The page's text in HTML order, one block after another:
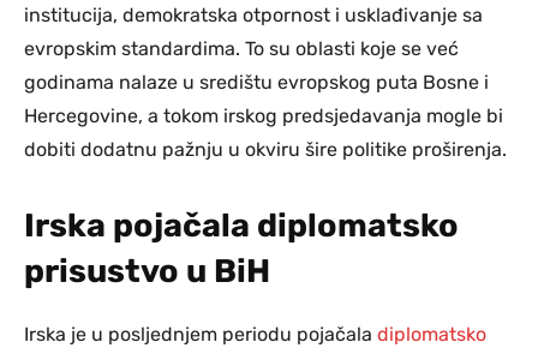
institucija, demokratska otpornost i usklađivanje sa
evropskim standardima. To su oblasti koje se već
godinama nalaze u središtu evropskog puta Bosne i
Hercegovine, a tokom irskog predsjedavanja mogle bi
dobiti dodatnu pažnju u okviru šire politike proširenja.
Irska pojačala diplomatsko
prisustvo u BiH
Irska je u posljednjem periodu pojačala diplomatsko